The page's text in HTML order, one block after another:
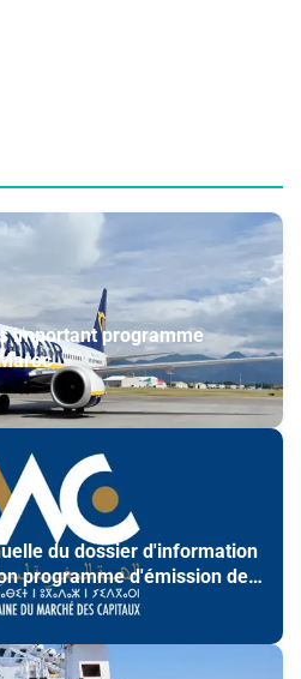
important programme
du dossier d'information
programme d'émission de